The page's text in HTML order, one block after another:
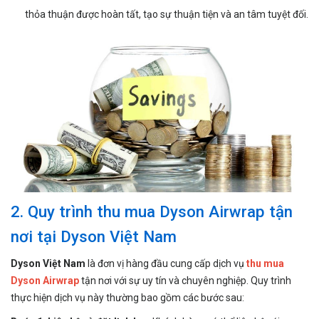
thỏa thuận được hoàn tất, tạo sự thuận tiện và an tâm tuyệt đối.
2. Quy trình thu mua Dyson Airwrap tận
nơi tại Dyson Việt Nam
Dyson Việt Nam là đơn vị hàng đầu cung cấp dịch vụ thu mua
Dyson Airwraptận nơi với sự uy tín và chuyên nghiệp. Quy trình
thực hiện dịch vụ này thường bao gồm các bước sau: